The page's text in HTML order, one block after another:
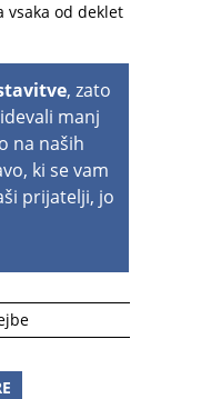
vsaka od deklet
, zato
manj
na naših
ki se vam
prijatelji, jo